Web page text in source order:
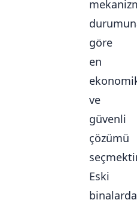
göre
en
ve
güvenli
çözümü
Eski
binalarda